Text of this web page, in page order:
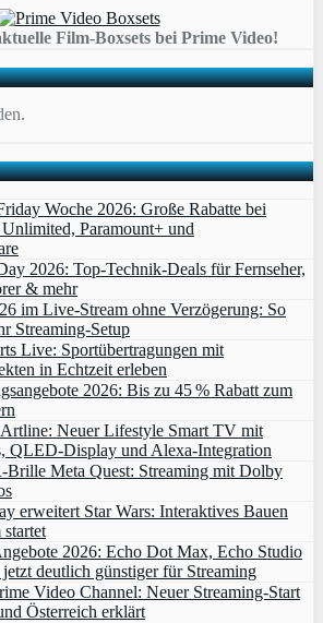
Film-Boxsets bei Prime Video!
Woche 2026: Große Rabatte bei
Paramount+ und
2026: Top-Technik-Deals für Fernseher,
& mehr
im Live-Stream ohne Verzögerung: So
Streaming-Setup
Live: Sportübertragungen mit
in Echtzeit erleben
2026: Bis zu 45 % Rabatt zum
Neuer Lifestyle Smart TV mit
QLED‑Display und Alexa‑Integration
Meta Quest: Streaming mit Dolby
erweitert Star Wars: Interaktives Bauen
2026: Echo Dot Max, Echo Studio
deutlich günstiger für Streaming
Video Channel: Neuer Streaming‑Start
Österreich erklärt